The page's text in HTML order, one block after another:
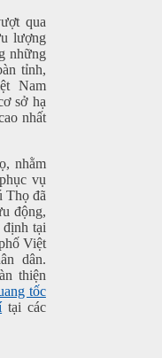
qua
lượng
những
tỉnh,
Nam
sở hạ
nhất
nhằm
vụ
Thọ đã
động,
định tại
Việt
dân.
thiện
tốc
tại các